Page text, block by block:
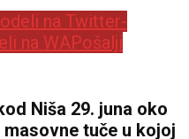
na Twitter-
na WAPošalji
Niša 29. juna oko
tuče u kojoj